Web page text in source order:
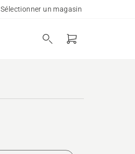
Sélectionner un magasin